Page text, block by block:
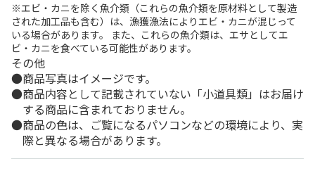
※エビ・カニを除く魚介類（これらの魚介類を原材料として製造
された加工品も含む）は、漁獲漁法によりエビ・カニが混じって
いる場合があります。 また、これらの魚介類は、エサとしてエ
ビ・カニを食べている可能性があります。
その他
商品写真はイメージです。
商品内容として記載されていない「小道具類」はお届け
する商品に含まれておりません。
商品の色は、ご覧になるパソコンなどの環境により、実
際と異なる場合があります。